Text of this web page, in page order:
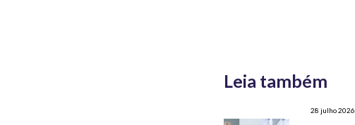
Leia também
28 julho 2026